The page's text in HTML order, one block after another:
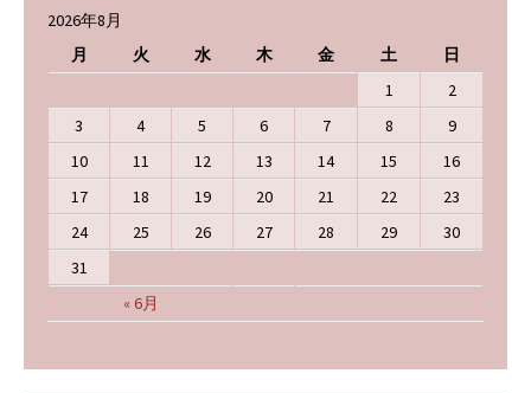
2026年8月
月
火 水 木 金 土 日
« 6月
1
2
3
4 5 6 7 8
9
10
11 12 13 14 15
16
17
18 19 20 21 22
23
24
25 26 27 28 29
30
31